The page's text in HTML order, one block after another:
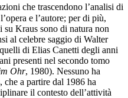
che trascendono l’analisi di
l’opera e l’autore; per di più,
Kraus sono di natura non
al celebre saggio di Walter
di Elias Canetti degli anni
presenti nel secondo tomo
Ohr, 1980). Nessuno ha
che a partire dal 1986 ha
il contesto dell’attività